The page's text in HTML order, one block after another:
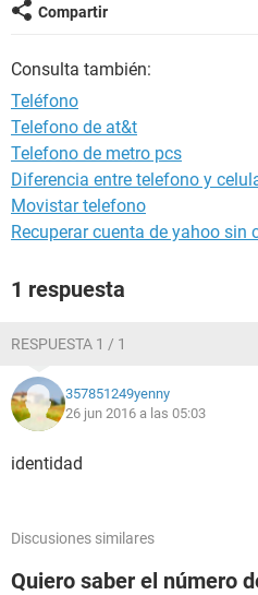
Compartir
Consulta también:
Teléfono
Telefono de at&t
Telefono de metro pcs
Diferencia entre telefono y
Movistar telefono
Recuperar cuenta de yahoo
1 respuesta
RESPUESTA 1 / 1
357851249yenny
26 jun 2016 a las 05:03
identidad
Discusiones similares
Quiero saber el número